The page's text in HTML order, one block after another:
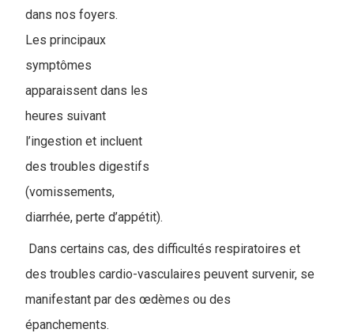
dans nos foyers.
Les principaux
symptômes
apparaissent dans les
heures suivant
l’ingestion et incluent
des troubles digestifs
(vomissements,
diarrhée, perte d’appétit).
Dans certains cas, des difficultés respiratoires et
des troubles cardio-vasculaires peuvent survenir, se
manifestant par des œdèmes ou des
épanchements.